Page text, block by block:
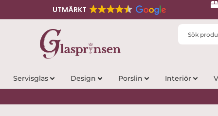
UTMÄRKT
Search
Servisglas Design Porslin Interiör